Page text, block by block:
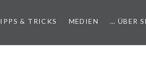
& TRICKS MEDIEN … ÜBER